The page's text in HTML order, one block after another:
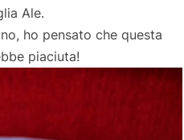
Ale.
ho pensato che questa
piaciuta!